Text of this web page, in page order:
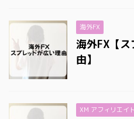
海外FX
海外FX【
由】
XM アフィリエイ